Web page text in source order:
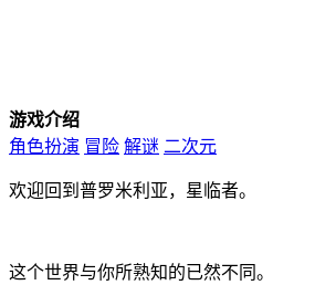
游戏介绍
角色扮演 冒险 解谜 二次元
欢迎回到普罗米利亚，星临者。
这个世界与你所熟知的已然不同。